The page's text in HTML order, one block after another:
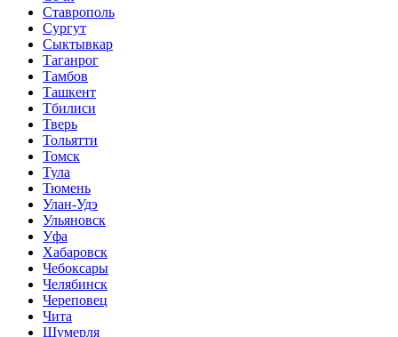
Ставрополь
Сургут
Сыктывкар
Таганрог
Тамбов
Ташкент
Тбилиси
Тверь
Тольятти
Томск
Тула
Тюмень
Улан-Удэ
Ульяновск
Уфа
Хабаровск
Чебоксары
Челябинск
Череповец
Чита
Шумерля